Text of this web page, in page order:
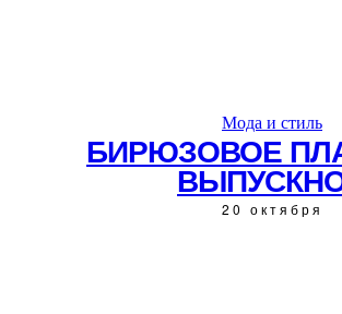
Мода и стиль
БИРЮЗОВОЕ
20 октября